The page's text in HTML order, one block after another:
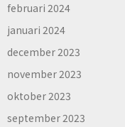
februari 2024
januari 2024
december 2023
november 2023
oktober 2023
september 2023